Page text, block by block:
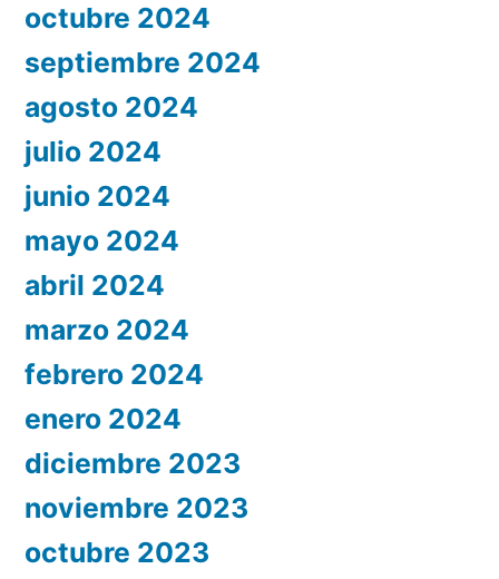
octubre 2024
septiembre 2024
agosto 2024
julio 2024
junio 2024
mayo 2024
abril 2024
marzo 2024
febrero 2024
enero 2024
diciembre 2023
noviembre 2023
octubre 2023